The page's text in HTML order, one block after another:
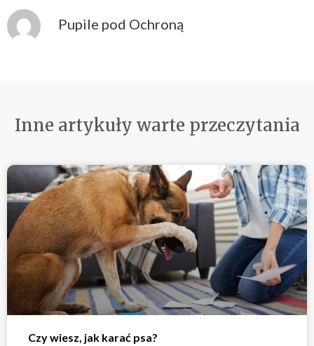
Pupile pod Ochroną
Inne artykuły warte przeczytania
Czy wiesz, jak karać psa?